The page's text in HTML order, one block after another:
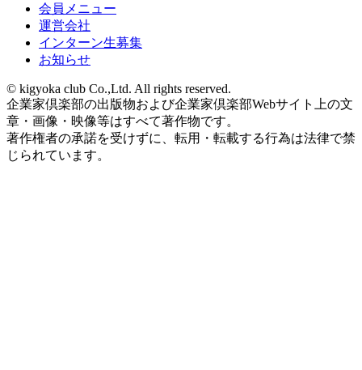
会員メニュー
運営会社
インターン生募集
お知らせ
© kigyoka club Co.,Ltd. All rights reserved.
企業家倶楽部の出版物および企業家倶楽部Webサイト上の文
章・画像・映像等はすべて著作物です。
著作権者の承諾を受けずに、転用・転載する行為は法律で禁
じられています。